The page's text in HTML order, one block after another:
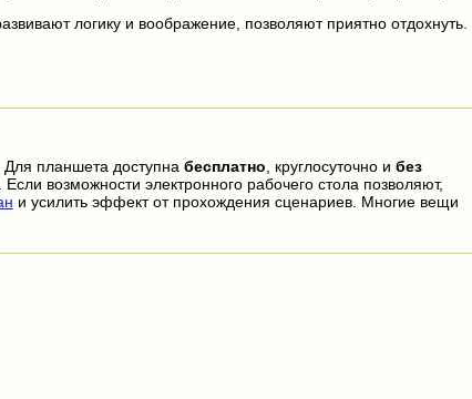
логику и воображение, позволяют приятно отдохнуть.
планшета доступна бесплатно, круглосуточно и без
возможности электронного рабочего стола позволяют,
и усилить эффект от прохождения сценариев. Многие вещи